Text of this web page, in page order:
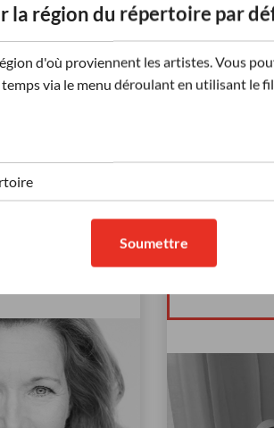
la région du répertoire par
d'où proviennent les artistes. Vous
via le menu déroulant en utilisant le
Soumettre
| Français:
/ Déterminée,
Douce /
Afficher +
LA
Québécois
sourire |
(9)